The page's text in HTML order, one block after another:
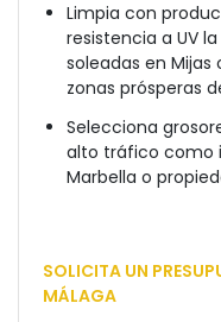
Limpia con
resistencia a UV
soleadas en
zonas prósperas
Selecciona
alto tráfico como
Marbella o
SOLICITA UN
MÁLAGA